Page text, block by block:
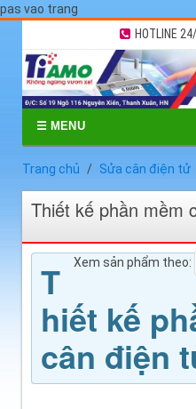
pas vao trang
HOTLINE
☰ MENU
Trang chủ Sửa cân điện tử
Thiết kế phần mềm
Xem sản phẩm theo:
T
hiết kế
cân điện